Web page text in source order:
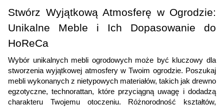
Stwórz Wyjątkową Atmosferę w Ogrodzie:
Unikalne Meble i Ich Dopasowanie do
HoReCa
Wybór unikalnych mebli ogrodowych może być kluczowy dla
stworzenia wyjątkowej atmosfery w Twoim ogrodzie. Poszukaj
mebli wykonanych z nietypowych materiałów, takich jak drewno
egzotyczne, technorattan, które przyciągną uwagę i dodadzą
charakteru Twojemu otoczeniu. Różnorodność kształtów,